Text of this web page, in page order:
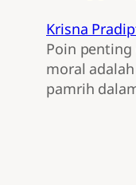
Krisna
Poin
moral
pamrih